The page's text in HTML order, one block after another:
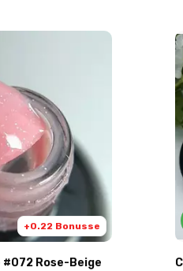
+0.22 Bonusse
#072 Rose-Beige